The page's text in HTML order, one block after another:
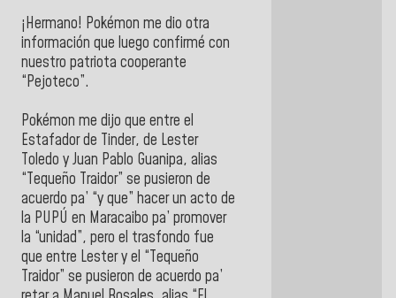
¡Hermano! Pokémon me dio otra
información que luego confirmé con
nuestro patriota cooperante
“Pejoteco”.
Pokémon me dijo que entre el
Estafador de Tinder, de Lester
Toledo y Juan Pablo Guanipa, alias
“Tequeño Traidor” se pusieron de
acuerdo pa’ “y que” hacer un acto de
la PUPÚ en Maracaibo pa’ promover
la “unidad”, pero el trasfondo fue
que entre Lester y el “Tequeño
Traidor” se pusieron de acuerdo pa’